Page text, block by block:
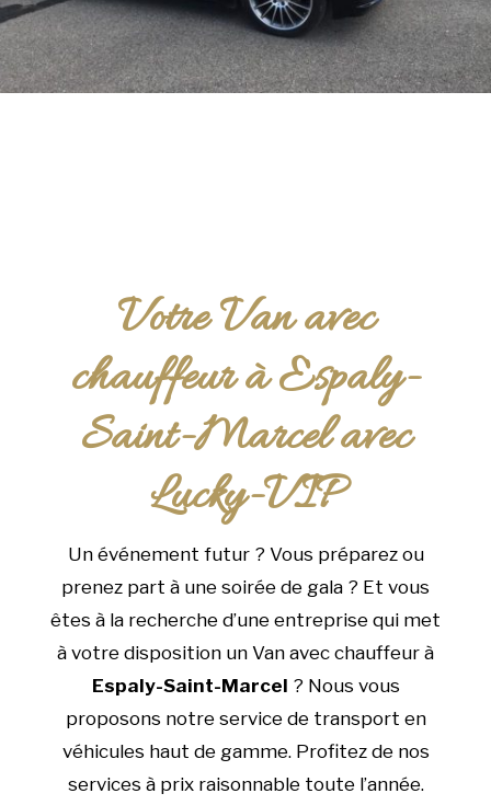
Votre Van avec
chauffeur à Espaly-
Saint-Marcel avec
Lucky-VIP
Un événement futur ? Vous préparez ou
prenez part à une soirée de gala ? Et vous
êtes à la recherche d’une entreprise qui met
à votre disposition un Van avec chauffeur à
Espaly-Saint-Marcel ? Nous vous
proposons notre service de transport en
véhicules haut de gamme. Profitez de nos
services à prix raisonnable toute l’année.